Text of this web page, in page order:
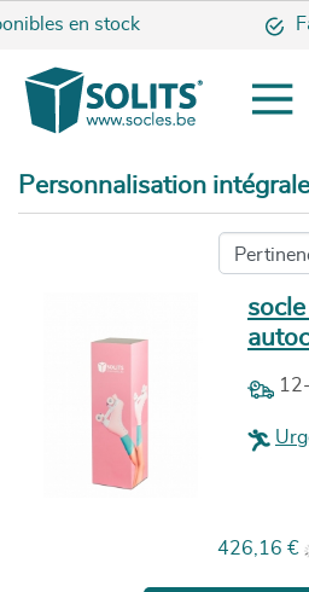
en stock
Personnalisation
Prix
426,16 €